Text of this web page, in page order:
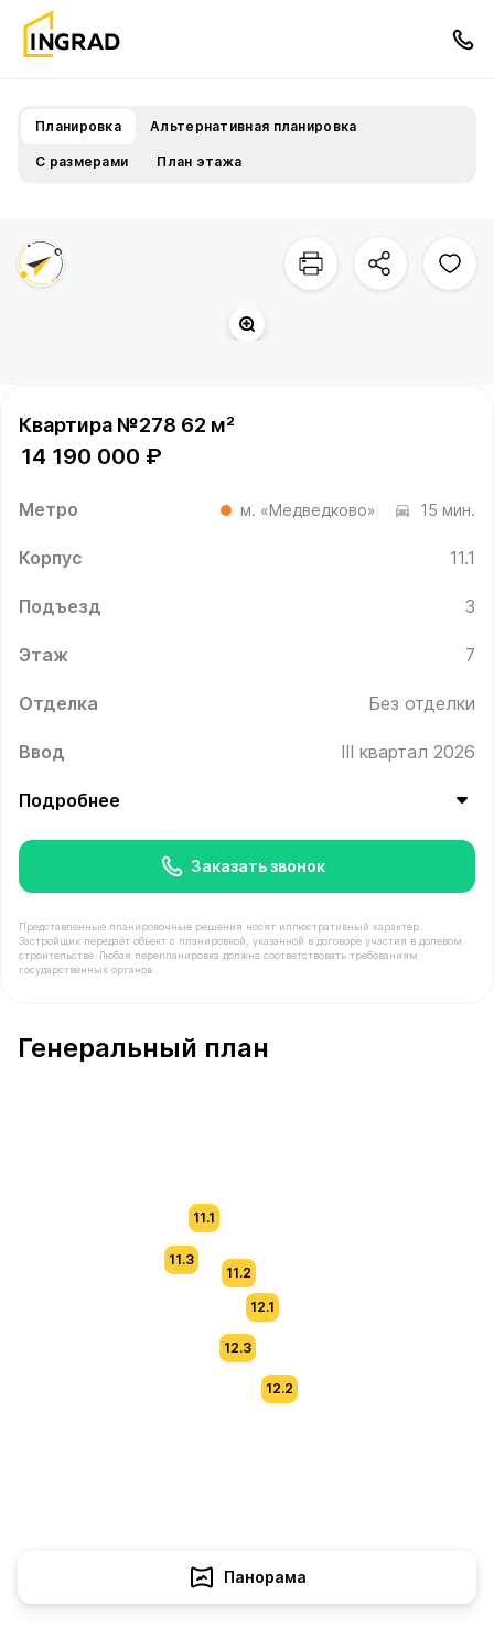
Планировка Альтернативная планировка
С размерами План этажа
Квартира №278 62 м²
14 190 000 ₽
Метро м. «Медведково» 15 мин.
Корпус 11.1
Подъезд 3
Этаж 7
Отделка Без отделки
Ввод III квартал 2026
Подробнее
Заказать звонок
Представленные планировочные решения носят иллюстративный характер.
Застройщик передаёт объект с планировкой, указанной в договоре участия в долевом
строительстве. Любая перепланировка должна соответствовать требованиям
государственных органов.
Генеральный план
11.3
11.1
11.2
12.1
12.2
12.3
Панорама